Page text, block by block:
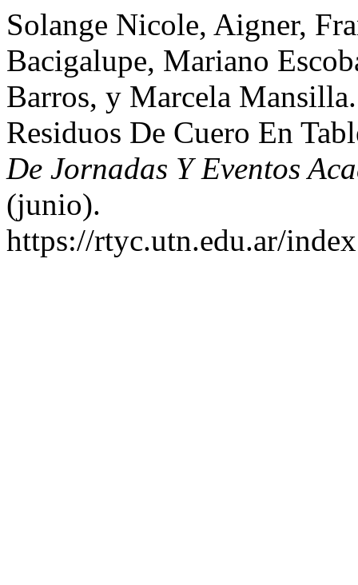
Solange Nicole, Aigner,
Bacigalupe, Mariano
Barros, y Marcela
Residuos De Cuero En
De Jornadas Y Eventos
(junio).
https://rtyc.utn.edu.ar/